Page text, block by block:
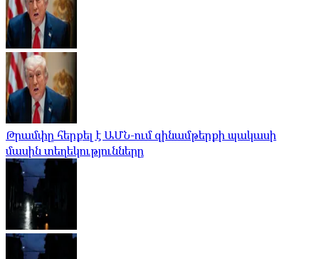
Թրամփը հերքել է ԱՄՆ-ում զինամթերքի պակասի
մասին տեղեկությունները